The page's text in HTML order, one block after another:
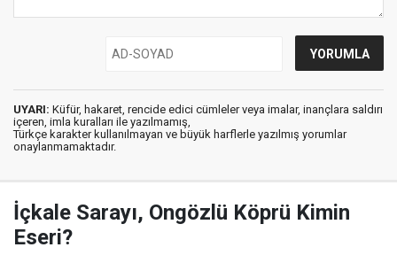
UYARI: Küfür, hakaret, rencide edici cümleler veya imalar, inançlara saldırı
içeren, imla kuralları ile yazılmamış,
Türkçe karakter kullanılmayan ve büyük harflerle yazılmış yorumlar
onaylanmamaktadır.
İçkale Sarayı, Ongözlü Köprü Kimin
Eseri?